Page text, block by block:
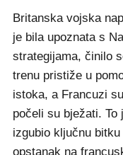
Britanska vojska
je bila upoznata s
strategijama, činilo
trenu pristiže u
istoka, a Francuzi
počeli su bježati. To
izgubio ključnu
opstanak na